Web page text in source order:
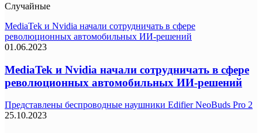
Случайные
MediaTek и Nvidia начали сотрудничать в сфере
революционных автомобильных ИИ-решений
01.06.2023
MediaTek и Nvidia начали сотрудничать в сфере
революционных автомобильных ИИ-решений
Представлены беспроводные наушники Edifier NeoBuds Pro 2
25.10.2023